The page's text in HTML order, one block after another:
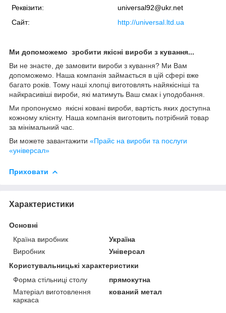
Реквізити:
universal92@ukr.net
Сайт:
http://universal.ltd.ua
Ми допоможемо зробити якісні вироби з кування...
Ви не знаєте, де замовити вироби з кування? Ми Вам
допоможемо. Наша компанія займається в цій сфері вже
багато років. Тому наші хлопці виготовлять найякісніші та
найкрасивіші вироби, які матимуть Ваш смак і уподобання.
Ми пропонуємо якісні ковані вироби, вартість яких доступна
кожному клієнту. Наша компанія виготовить потрібний товар
за мінімальний час.
Ви можете завантажити «Прайс на вироби та послуги
«універсал»
Приховати
Характеристики
Основні
Країна виробник
Україна
Виробник
Універсал
Користувальницькі характеристики
Форма стільниці столу
прямокутна
Матеріал виготовлення
каркаса
кований метал